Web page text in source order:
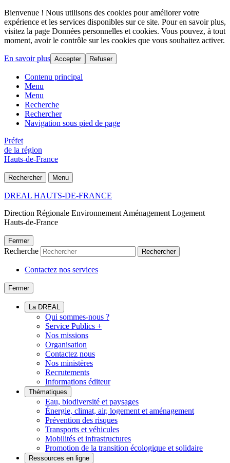
Bienvenue ! Nous utilisons des cookies pour améliorer votre
expérience et les services disponibles sur ce site. Pour en savoir plus,
visitez la page Données personnelles et cookies. Vous pouvez, à tout
moment, avoir le contrôle sur les cookies que vous souhaitez activer.
En savoir plus Accepter Refuser
Contenu principal
Menu
Menu
Recherche
Rechercher
Navigation sous pied de page
Préfet
de la région
Hauts-de-France
Rechercher Menu
DREAL HAUTS-DE-FRANCE
Direction Régionale Environnement Aménagement Logement
Hauts-de-France
Fermer
Recherche Rechercher
Contactez nos services
Fermer
La DREAL
Qui sommes-nous ?
Service Publics +
Nos missions
Organisation
Contactez nous
Nos ministères
Recrutements
Informations éditeur
Thématiques
Eau, biodiversité et paysages
Énergie, climat, air, logement et aménagement
Prévention des risques
Transports et véhicules
Mobilités et infrastructures
Promotion de la transition écologique et solidaire
Ressources en ligne